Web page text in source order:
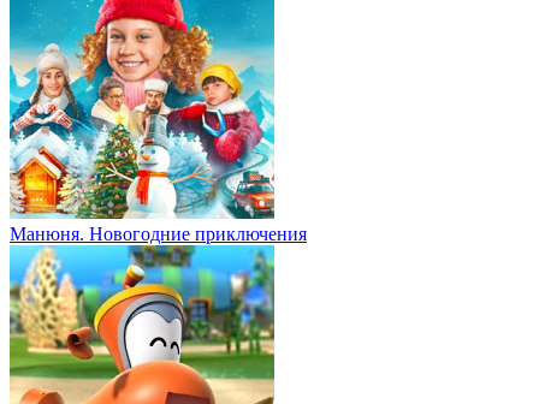
Манюня. Новогодние приключения